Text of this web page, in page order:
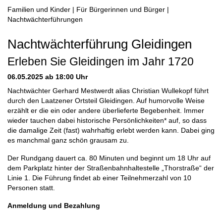
Familien und Kinder | Für Bürgerinnen und Bürger |
Nachtwächterführungen
Nachtwächterführung Gleidingen
Erleben Sie Gleidingen im Jahr 1720
06.05.2025 ab 18:00 Uhr
Nachtwächter Gerhard Mestwerdt alias Christian Wullekopf führt
durch den Laatzener Ortsteil Gleidingen. Auf humorvolle Weise
erzählt er die ein oder andere überlieferte Begebenheit. Immer
wieder tauchen dabei historische Persönlichkeiten* auf, so dass
die damalige Zeit (fast) wahrhaftig erlebt werden kann. Dabei ging
es manchmal ganz schön grausam zu.
Der Rundgang dauert ca. 80 Minuten und beginnt um 18 Uhr auf
dem Parkplatz hinter der Straßenbahnhaltestelle „Thorstraße“ der
Linie 1. Die Führung findet ab einer Teilnehmerzahl von 10
Personen statt.
Anmeldung und Bezahlung